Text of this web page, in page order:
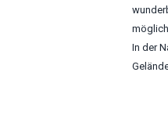
In der